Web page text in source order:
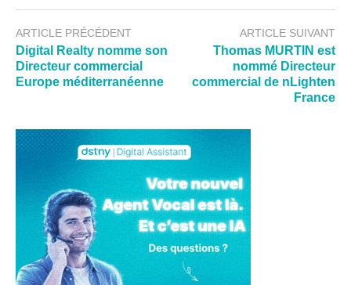
ARTICLE PRÉCÉDENT
Digital Realty nomme son
Directeur commercial
Europe méditerranéenne
ARTICLE SUIVANT
Thomas MURTIN est
nommé Directeur
commercial de nLighten
France